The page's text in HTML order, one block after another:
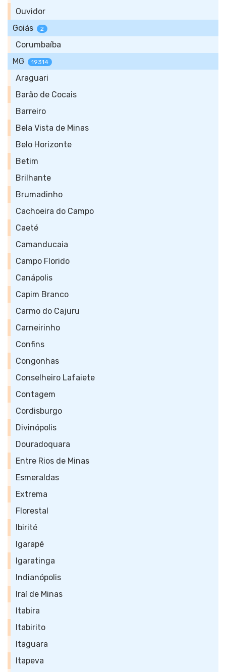
Ouvidor
Goiás
2
Corumbaíba
MG
19314
Araguari
Barão de Cocais
Barreiro
Bela Vista de Minas
Belo Horizonte
Betim
Brilhante
Brumadinho
Cachoeira do Campo
Caeté
Camanducaia
Campo Florido
Canápolis
Capim Branco
Carmo do Cajuru
Carneirinho
Confins
Congonhas
Conselheiro Lafaiete
Contagem
Cordisburgo
Divinópolis
Douradoquara
Entre Rios de Minas
Esmeraldas
Extrema
Florestal
Ibirité
Igarapé
Igaratinga
Indianópolis
Iraí de Minas
Itabira
Itabirito
Itaguara
Itapeva